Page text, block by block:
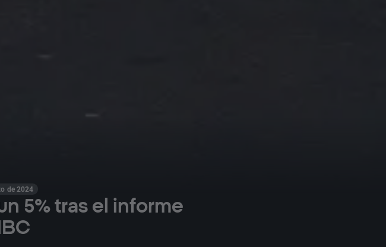
de 2024
5% tras el informe